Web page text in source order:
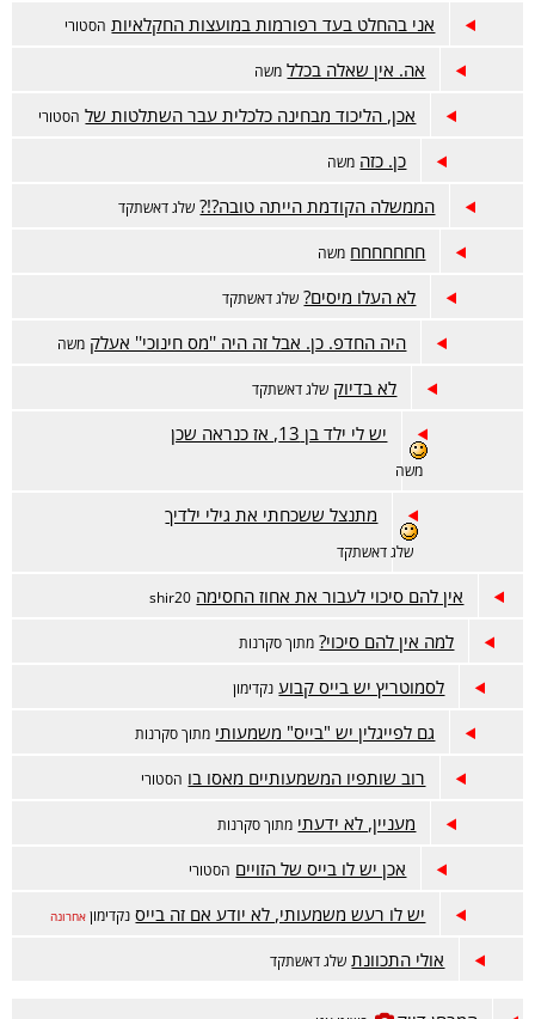
אני בהחלט בעד רפורמות במועצות החקלאיות הסטורי
אה. אין שאלה בכלל משה
אכן, הליכוד מבחינה כלכלית עבר השתלטות של הסטורי
כן. כזה משה
הממשלה הקודמת הייתה טובה?!? שלג דאשתקד
חחחחחחח משה
לא העלו מיסים? שלג דאשתקד
היה החדפ. כן. אבל זה היה ''מס חינוכי'' אעלק משה
לא בדיוק שלג דאשתקד
יש לי ילד בן 13, אז כנראה שכן
משה
מתנצל ששכחתי את גילי ילדיך
שלג דאשתקד
אין להם סיכוי לעבור את אחוז החסימה shir20
למה אין להם סיכוי? מתוך סקרנות
לסמוטריץ יש בייס קבוע נקדימון
גם לפייגלין יש "בייס" משמעותי מתוך סקרנות
רוב שותפיו המשמעותיים מאסו בו הסטורי
מעניין, לא ידעתי מתוך סקרנות
אכן יש לו בייס של הזויים הסטורי
יש לו רעש משמעותי, לא יודע אם זה בייס נקדימון אחרונה
אולי התכוונת שלג דאשתקד